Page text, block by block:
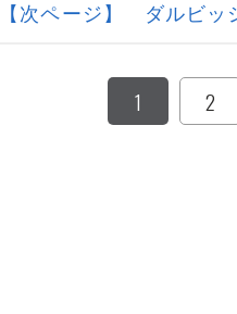
【次ページ】 ダルビッ
1 2